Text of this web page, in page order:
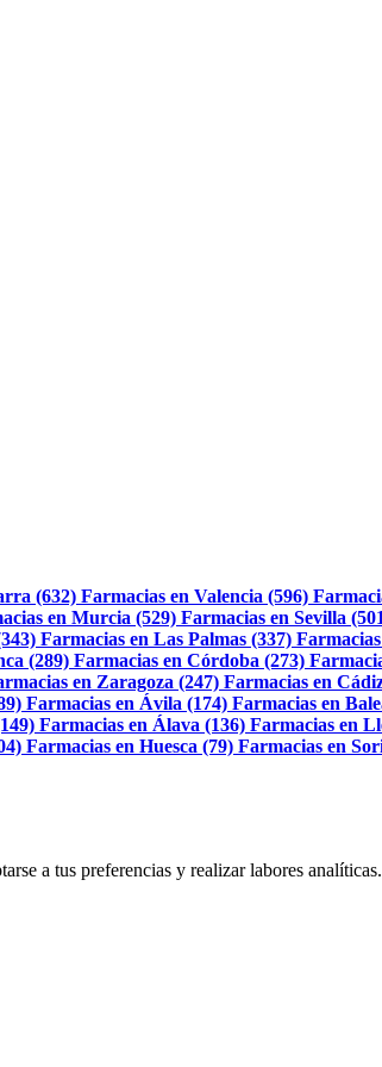
(632) Farmacias en Valencia (596)
en Murcia (529) Farmacias en Sevilla
Farmacias en Las Palmas (337)
(289) Farmacias en Córdoba (273)
en Zaragoza (247) Farmacias en
Farmacias en Ávila (174) Farmacias en
Farmacias en Álava (136) Farmacias en
Farmacias en Huesca (79) Farmacias en
a tus preferencias y realizar labores